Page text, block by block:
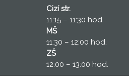
Cizí str.
11:15 – 11:30 hod.
MŠ
11:30 – 12:00 hod.
ZŠ
12:00 – 13:00 hod.